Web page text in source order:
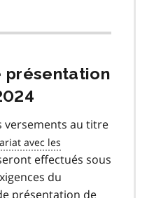
présentation
versements au titre
effectués sous
du
présentation de